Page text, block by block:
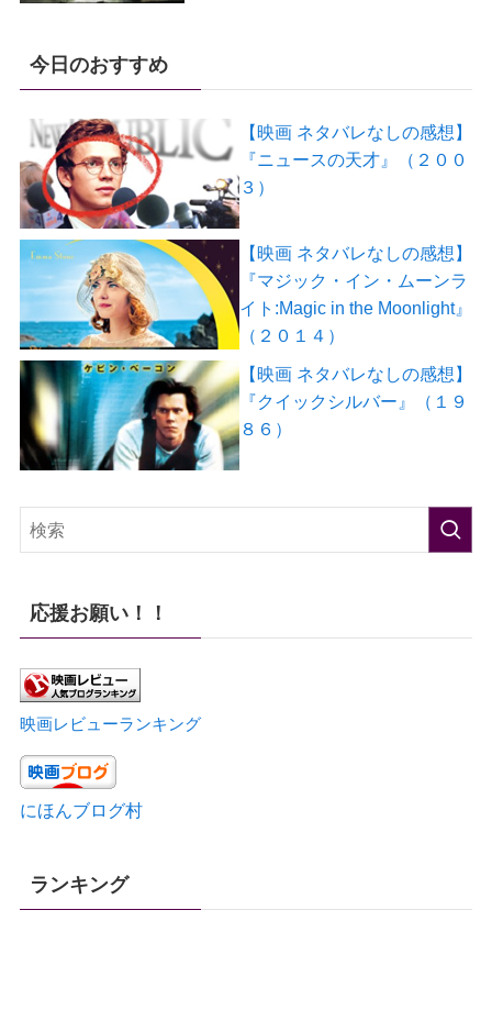
今日のおすすめ
【映画 ネタバレなしの感想】
『ニュースの天才』（２００
３）
【映画 ネタバレなしの感想】
『マジック・イン・ムーンラ
イト:Magic in the Moonlight』
（２０１４）
【映画 ネタバレなしの感想】
『クイックシルバー』（１９
８６）
応援お願い！！
映画レビューランキング
にほんブログ村
ランキング